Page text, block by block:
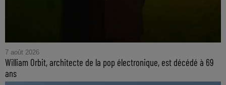
7 août 2026
William Orbit, architecte de la pop électronique, est décédé à 69
ans